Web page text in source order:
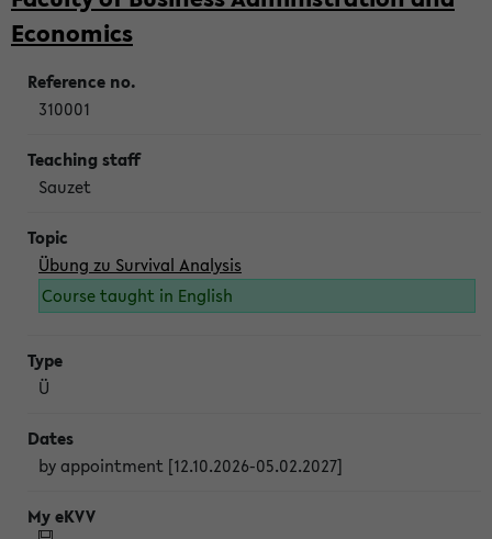
Economics
310001
Sauzet
Übung zu Survival Analysis
Course taught in English
Ü
by appointment [12.10.2026-05.02.2027]